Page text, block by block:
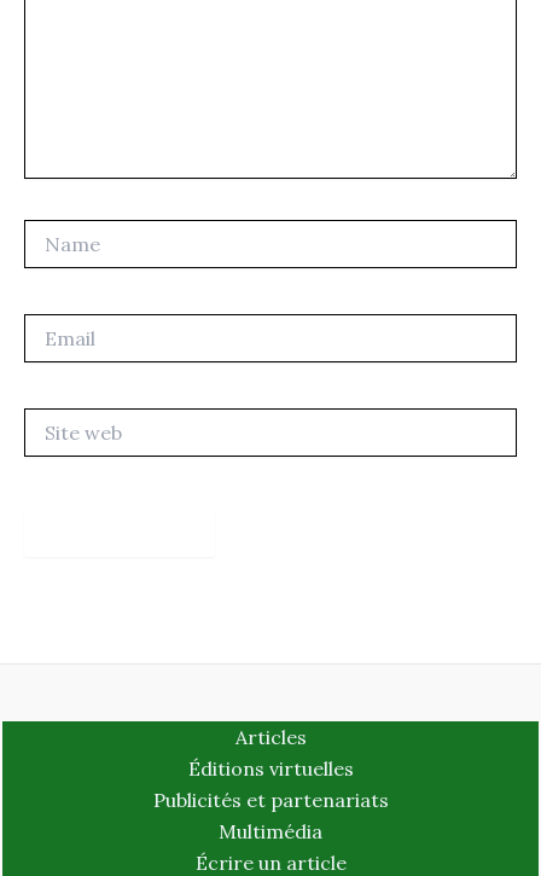
web
Articles
Éditions virtuelles
Publicités et partenariats
Multimédia
Écrire un article